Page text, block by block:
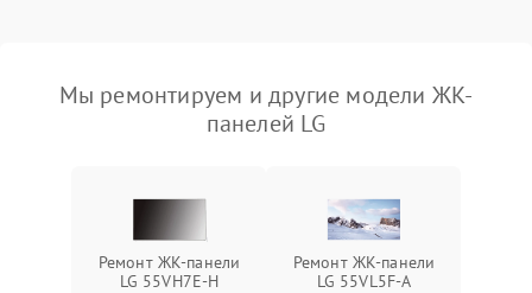
Мы ремонтируем и другие модели ЖК-
панелей LG
Ремонт ЖК-панели
LG 55VH7E-H
Ремонт ЖК-панели
LG 55VL5F-A